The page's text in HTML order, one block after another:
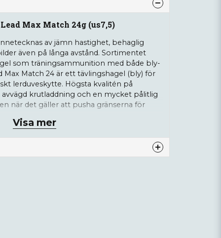
Max Match 24g (us7,5)
av jämn hastighet, behaglig
även på långa avstånd. Sortimentet
som träningsammunition med både bly-
Max Match 24 är ett tävlingshagel (bly) för
lerduveskytte. Högsta kvalitén på
krutladdning och en mycket pålitlig
när det gäller att pusha gränserna för
Visa mer
produkten...